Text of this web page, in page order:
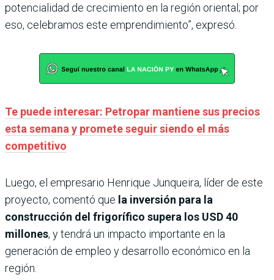
potencialidad de crecimiento en la región oriental; por
eso, celebramos este emprendimiento”, expresó.
Te puede interesar: Petropar mantiene sus precios
esta semana y promete seguir siendo el más
competitivo
Luego, el empresario Henrique Junqueira, líder de este
proyecto, comentó que la inversión para la
construcción del frigorífico supera los USD 40
millones, y tendrá un impacto importante en la
generación de empleo y desarrollo económico en la
región.